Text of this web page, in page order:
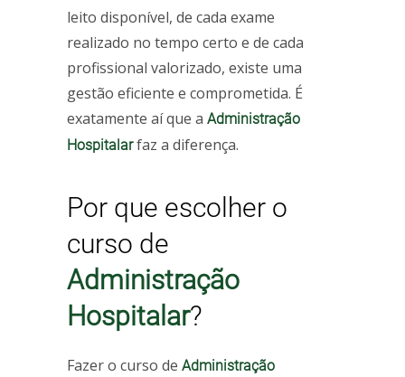
leito disponível, de cada exame
realizado no tempo certo e de cada
profissional valorizado, existe uma
gestão eficiente e comprometida. É
exatamente aí que a Administração
Hospitalarfaz a diferença.
Por que escolher o
curso de
Administração
Hospitalar?
Fazer o curso de Administração